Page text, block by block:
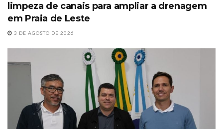
limpeza de canais para ampliar a drenagem
em Praia de Leste
3 DE AGOSTO DE 2026